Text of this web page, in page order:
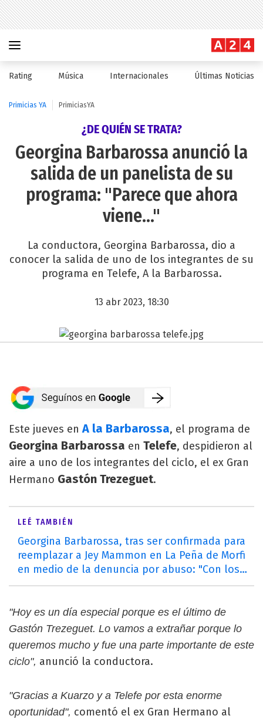
Rating Música Internacionales Últimas Noticias
Primicias YA PrimiciasYA
¿DE QUIÉN SE TRATA?
Georgina Barbarossa anunció la
salida de un panelista de su
programa: "Parece que ahora
viene..."
La conductora, Georgina Barbarossa, dio a
conocer la salida de uno de los integrantes de su
programa en Telefe, A la Barbarossa.
13 abr 2023, 18:30
Este jueves en A la Barbarossa, el programa de
Georgina Barbarossa en Telefe, despidieron al
aire a uno de los integrantes del ciclo, el ex Gran
Hermano Gastón Trezeguet.
LEÉ TAMBIÉN
Georgina Barbarossa, tras ser confirmada para
reemplazar a Jey Mammon en La Peña de Morfi
en medio de la denuncia por abuso: "Con los
chicos, no"
"Hoy es un día especial porque es el último de
Gastón Trezeguet. Lo vamos a extrañar porque lo
queremos mucho y fue una parte importante de este
ciclo", anunció la conductora.
"Gracias a Kuarzo y a Telefe por esta enorme
oportunidad", comentó el ex Gran Hermano al